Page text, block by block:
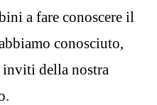
a fare conoscere il
conosciuto,
della nostra